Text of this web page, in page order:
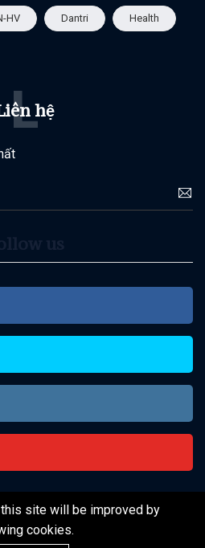
HV Dantri Health
hệ
L
WebThuongGia
site will be improved by
cookies.